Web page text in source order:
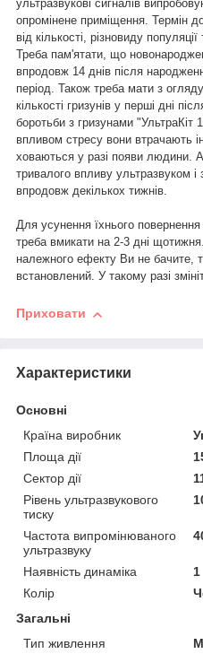
ультразвукові сигналів
опромінене приміщення. Термін
від кількості, різновиду
Треба пам'ятати, що
впродовж 14 днів після
період. Також треба мати з
кількості гризунів у перші дні
боротьби з гризунами
впливом стресу вони втрачають
ховаються у разі появи людини.
тривалого впливу ультразвуком
впродовж декількох тижнів.
Для усунення їхнього
треба вмикати на 2-3 дні
належного ефекту Ви не бачите,
встановлений. У такому разі
Приховати
Характеристики
Основні
Країна виробник
Площа дії
Сектор дії
Рівень ультразвукового
тиску
Частота випромінюваного
ультразвуку
Наявність динаміка
1
Колір
Загальні
Тип живлення